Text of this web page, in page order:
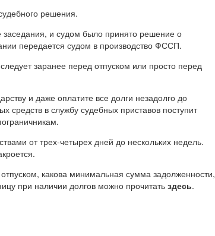
решения.
и судом было принято решение о
передается судом в производство ФССП.
заранее перед отпуском или просто перед
и даже оплатите все долги незадолго до
в службу судебных приставов поступит
от трех-четырех дней до нескольких недель.
какова минимальная сумма задолженности,
при наличии долгов можно прочитать здесь.